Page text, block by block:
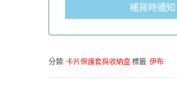
補貨時通知
分類: 卡片保護套與收納盒標籤: 伊布